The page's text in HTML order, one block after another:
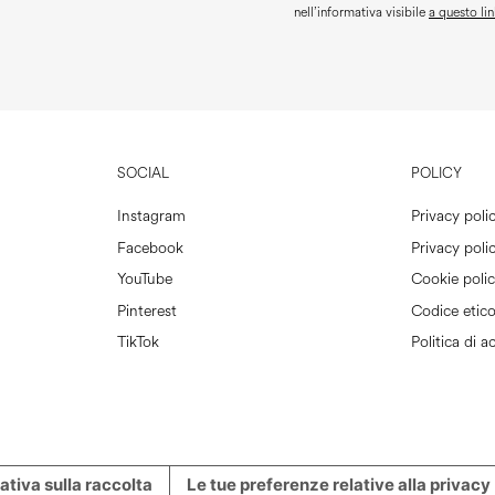
nell’informativa visibilea questo
SOCIAL
Instagram
Facebook
YouTube
Pinterest
TikTok
POLICY
Privacy
Privacy
Cookie
Codice etico
Politica di
sulla raccolta Le tue preferenze relative alla privacy